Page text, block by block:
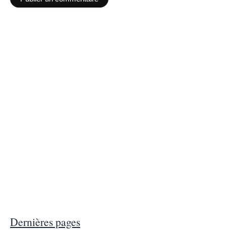
Dernières pages